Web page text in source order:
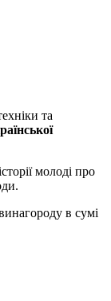
та
молоді про
в сумі